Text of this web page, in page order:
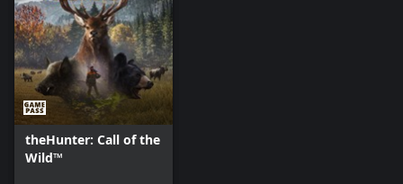
theHunter: Call of the
Wild™